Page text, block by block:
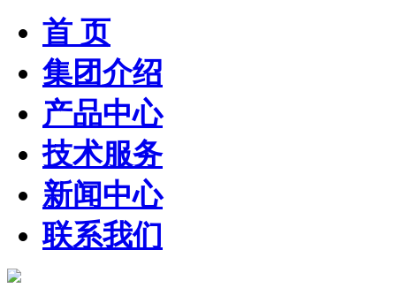
首 页
集团介绍
产品中心
技术服务
新闻中心
联系我们